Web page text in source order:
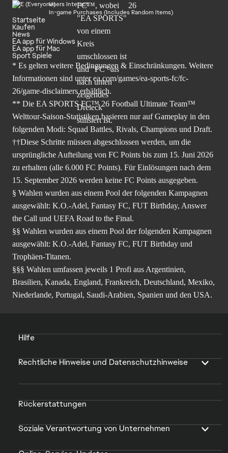
Users Interact
In-game Purchases (Includes Random Items)
Startseite
Kaufen
News
EA app für Windows
EA app für Mac
Sport Spiele
* Es gelten weitere Bedingungen & Einschränkungen. Weitere
Informationen sind unterea.com/games/ea-sports-fc/fc-
26/game-disclaimers erhältlich.
** Die EA SPORTS FC™ 26 Football Ultimate Team™
Welttour-Saison-Statistiken basieren nur auf Gameplay in den
folgenden Modi: Squad Battles, Rivals, Champions und Draft.
††Diese Schritte müssen abgeschlossen werden, um die
ursprüngliche Aufteilung von FC Points bis zum 15. Juni 2026
zu erhalten (alle 6.000 FC Points). Für Einlösungen nach dem
15. September 2026 werden keine FC Points ausgegeben.
§ Wahlen wurden aus einem Pool der folgenden Kampagnen
ausgewählt: K.O.-Adel, Fantasy FC, FUT Birthday, Answer
the Call und UEFA Road to the Final.
§§ Wahlen wurden aus einem Pool der folgenden Kampagnen
ausgewählt: K.O.-Adel, Fantasy FC, FUT Birthday und
Trophäen-Titanen.
§§§ Wahlen umfassen jeweils 1 Profi aus Argentinien,
Brasilien, Kanada, England, Frankreich, Deutschland, Mexiko,
Niederlande, Portugal, Saudi-Arabien, Spanien und den USA.
Hilfe
Rechtliche Hinweise und Datenschutzhinweise
Rückerstattungen
Soziale Verantwortung von Unternehmen